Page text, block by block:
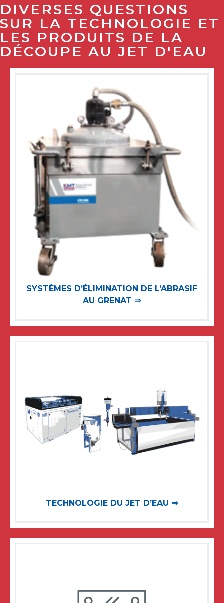
DIVERSES QUESTIONS
SUR LA TECHNOLOGIE ET
LES PRODUITS DE LA
DÉCOUPE AU JET D'EAU
SYSTÈMES D’ÉLIMINATION DE L’ABRASIF
AU GRENAT ⇒
TECHNOLOGIE DU JET D’EAU ⇒